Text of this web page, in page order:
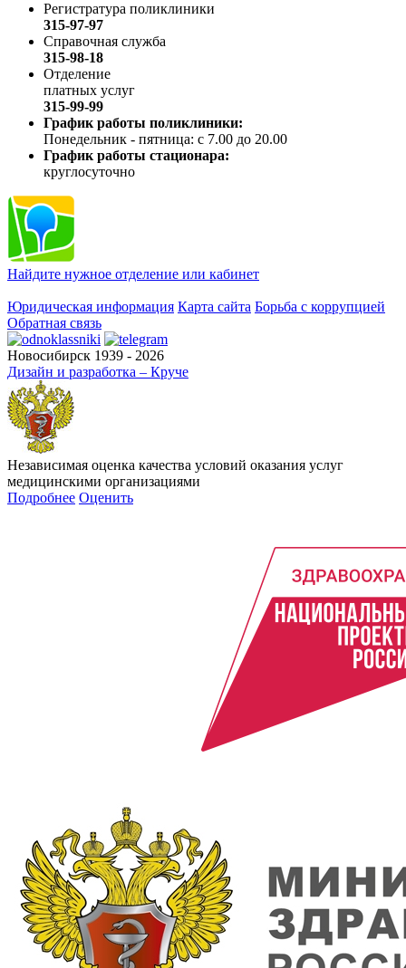
Регистратура поликлиники
315-97-97
Справочная служба
315-98-18
Отделение
платных услуг
315-99-99
График работы поликлиники:
Понедельник - пятница: с 7.00 до 20.00
График работы стационара:
круглосуточно
Найдите нужное отделение или кабинет
Юридическая информация Карта сайта Борьба с коррупцией
Обратная связь
Новосибирск 1939 - 2026
Дизайн и разработка – Круче
Независимая оценка качества условий оказания услуг
медицинскими организациями
Подробнее Оценить